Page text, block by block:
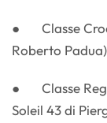
● Classe
Roberto
● Classe
Soleil 43 di